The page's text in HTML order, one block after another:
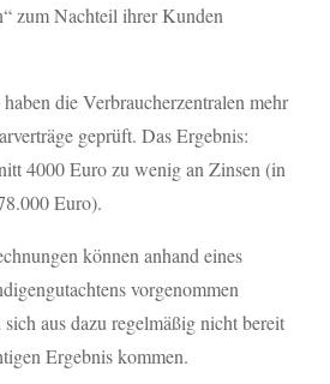
zum Nachteil ihrer Kunden
die Verbraucherzentralen mehr
geprüft. Das Ergebnis:
4000 Euro zu wenig an Zinsen (in
Euro).
können anhand eines
vorgenommen
aus dazu regelmäßig nicht bereit
Ergebnis kommen.